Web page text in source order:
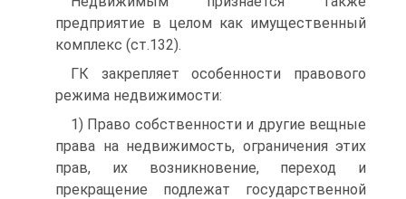
предприятие в целом как имущественный
комплекс (ст.132).
ГК закрепляет особенности правового
режима недвижимости:
1) Право собственности и другие вещные
права на недвижимость, ограничения этих
прав, их возникновение, переход и
прекращение подлежат государственной